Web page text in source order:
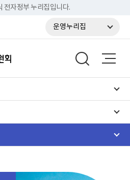
전자정부 누리집입니다.
운영누리집